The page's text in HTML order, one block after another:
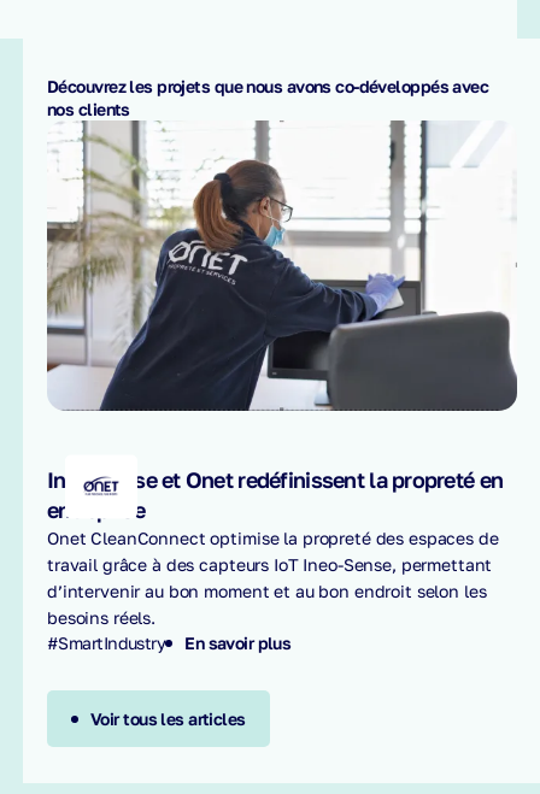
Découvrez les projets que nous avons co-développés avec
nos clients
Ineo-Sense et Onet redéfinissent la propreté en
entreprise
Onet CleanConnect optimise la propreté des espaces de
travail grâce à des capteurs IoT Ineo-Sense, permettant
d’intervenir au bon moment et au bon endroit selon les
besoins réels.
#SmartIndustry
En savoir plus
Voir tous les articles